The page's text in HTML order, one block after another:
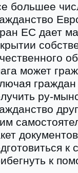
большее
ЕС дает
может
ру-
к